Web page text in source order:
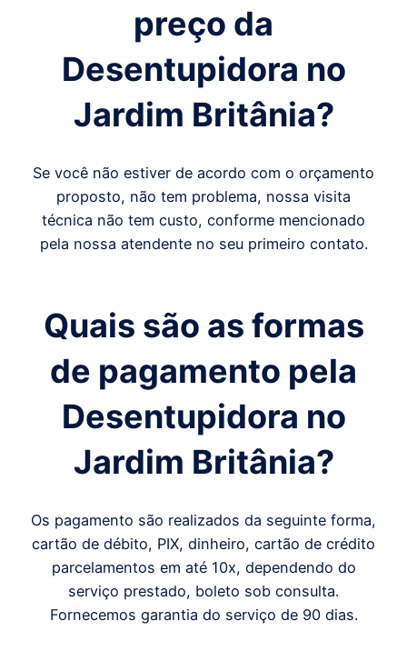
preço da
Desentupidora no
Jardim Britânia?
Se você não estiver de acordo com o orçamento
proposto, não tem problema, nossa visita
técnica não tem custo, conforme mencionado
pela nossa atendente no seu primeiro contato.
Quais são as formas
de pagamento pela
Desentupidora no
Jardim Britânia?
Os pagamento são realizados da seguinte forma,
cartão de débito, PIX, dinheiro, cartão de crédito
parcelamentos em até 10x, dependendo do
serviço prestado, boleto sob consulta.
Fornecemos garantia do serviço de 90 dias.